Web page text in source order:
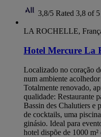
3,8/5 Rated 3,8 of 5
LA ROCHELLE,
Hotel Mercure La
Localizado no coração
num ambiente
Totalmente renovado,
qualidade: Restaurante
Bassin des Chalutiers e
de cocktails, uma
ginásio. Ideal para
hotel dispõe de 1000 m²